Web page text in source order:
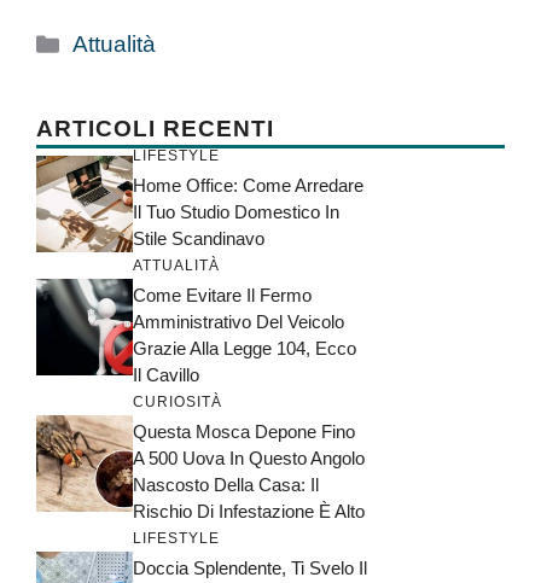
Categorie
Attualità
ARTICOLI RECENTI
LIFESTYLE
Home Office: Come Arredare
Il Tuo Studio Domestico In
Stile Scandinavo
ATTUALITÀ
Come Evitare Il Fermo
Amministrativo Del Veicolo
Grazie Alla Legge 104, Ecco
Il Cavillo
CURIOSITÀ
Questa Mosca Depone Fino
A 500 Uova In Questo Angolo
Nascosto Della Casa: Il
Rischio Di Infestazione È Alto
LIFESTYLE
Doccia Splendente, Ti Svelo Il